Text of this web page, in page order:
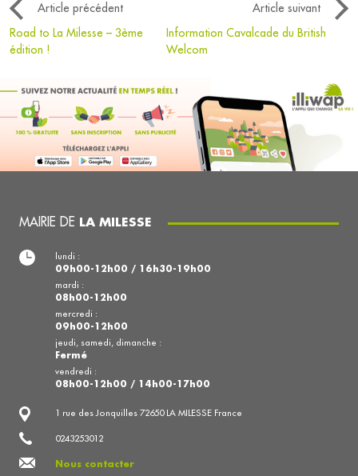
Article précédent
Article suivant
Road to La Milesse – 3ème
édition !
Information Cavalcade du British
Welcom
MAIRIE DE LA MILESSE
1 rue des Jonquilles 72650 LA MILESSE France
0243253012
Nous contacter
lundi :
09h00-12h00 / 16h30-19h00
mardi :
08h00-12h00
mercredi :
09h00-12h00
jeudi, samedi, dimanche :
Fermé
vendredi :
08h00-12h00 / 14h00-17h00